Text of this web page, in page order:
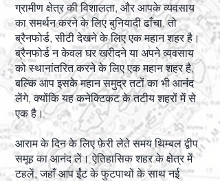
ग्रामीण क्षेत्र की विशालता, और आपके व्यवसाय
का समर्थन करने के लिए बुनियादी ढाँचा, तो
ब्रैनफोर्ड, सीटी देखने के लिए एक महान शहर है।
ब्रैनफोर्ड न केवल घर खरीदने या अपने व्यवसाय
को स्थानांतरित करने के लिए एक महान शहर है,
बल्कि आप इसके महान समुद्र तटों का भी आनंद
लेंगे, क्योंकि यह कनेक्टिकट के तटीय शहरों में से
एक है।
आराम के दिन के लिए फ़ेरी लेते समय थिम्बल द्वीप
समूह का आनंद लें। ऐतिहासिक शहर के क्षेत्र में
टहलें, जहाँ आप ईंट के फुटपाथों के साथ नई